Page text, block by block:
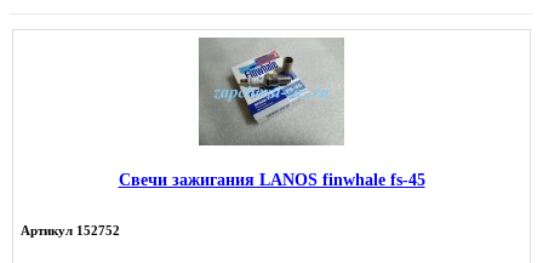
Свечи зажигания LANOS finwhale fs-45
Артикул 152752